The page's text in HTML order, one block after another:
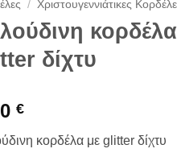
/ Χριστουγεννιάτικες
δίχτυ
€
κορδέλα με glitter δίχτυ